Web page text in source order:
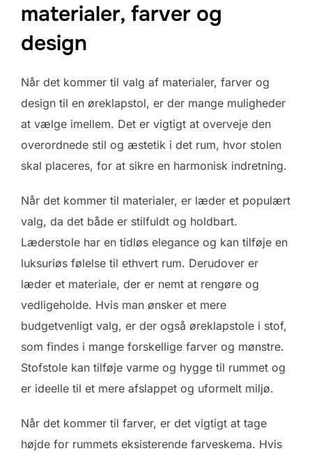
materialer, farver og
design
Når det kommer til valg af materialer, farver og
design til en øreklapstol, er der mange muligheder
at vælge imellem. Det er vigtigt at overveje den
overordnede stil og æstetik i det rum, hvor stolen
skal placeres, for at sikre en harmonisk indretning.
Når det kommer til materialer, er læder et populært
valg, da det både er stilfuldt og holdbart.
Læderstole har en tidløs elegance og kan tilføje en
luksuriøs følelse til ethvert rum. Derudover er
læder et materiale, der er nemt at rengøre og
vedligeholde. Hvis man ønsker et mere
budgetvenligt valg, er der også øreklapstole i stof,
som findes i mange forskellige farver og mønstre.
Stofstole kan tilføje varme og hygge til rummet og
er ideelle til et mere afslappet og uformelt miljø.
Når det kommer til farver, er det vigtigt at tage
højde for rummets eksisterende farveskema. Hvis